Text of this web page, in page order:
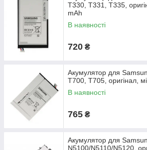
T330, T331, T335,
mAh
В наявності
720 ₴
Акумулятор для
T700, T705, оригінал,
В наявності
765 ₴
Акумулятор для
N5100/N5110/N5120,